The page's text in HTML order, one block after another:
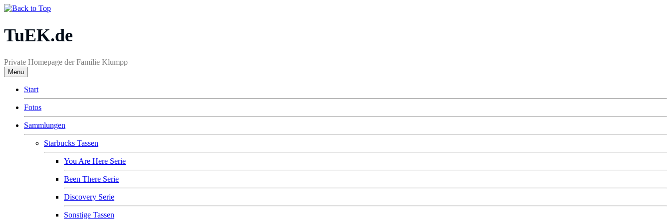
TuEK.de
Private Homepage der Familie Klumpp
Menu
Start
Fotos
Sammlungen
Starbucks Tassen
You Are Here Serie
Been There Serie
Discovery Serie
Sonstige Tassen